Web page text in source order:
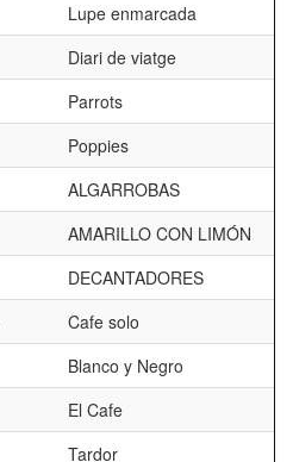
Lupe enmarcada
Diari de viatge
Parrots
Poppies
ALGARROBAS
AMARILLO CON LIMÓN
DECANTADORES
Cafe solo
Blanco y Negro
El Cafe
Tardor